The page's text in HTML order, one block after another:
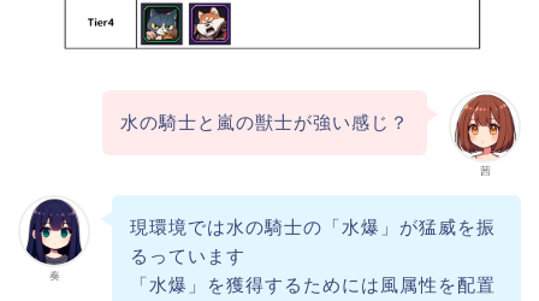
茜
水の騎士と嵐の獣士が強い感じ？
奏
現環境では水の騎士の「水爆」が猛威を振
るっています
「水爆」を獲得するためには風属性を配置